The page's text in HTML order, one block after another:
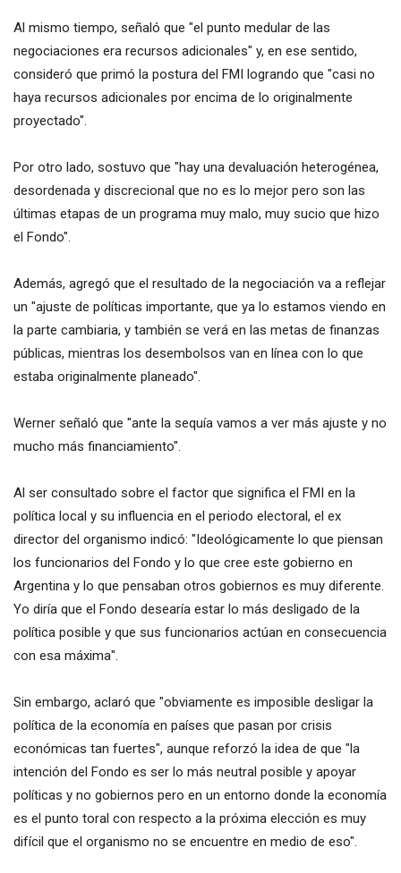
Al mismo tiempo, señaló que "el punto medular de las
negociaciones era recursos adicionales" y, en ese sentido,
consideró que primó la postura del FMI logrando que "casi no
haya recursos adicionales por encima de lo originalmente
proyectado".
Por otro lado, sostuvo que "hay una devaluación heterogénea,
desordenada y discrecional que no es lo mejor pero son las
últimas etapas de un programa muy malo, muy sucio que hizo
el Fondo".
Además, agregó que el resultado de la negociación va a reflejar
un "ajuste de políticas importante, que ya lo estamos viendo en
la parte cambiaria, y también se verá en las metas de finanzas
públicas, mientras los desembolsos van en línea con lo que
estaba originalmente planeado".
Werner señaló que "ante la sequía vamos a ver más ajuste y no
mucho más financiamiento".
Al ser consultado sobre el factor que significa el FMI en la
política local y su influencia en el periodo electoral, el ex
director del organismo indicó: "Ideológicamente lo que piensan
los funcionarios del Fondo y lo que cree este gobierno en
Argentina y lo que pensaban otros gobiernos es muy diferente.
Yo diría que el Fondo desearía estar lo más desligado de la
política posible y que sus funcionarios actúan en consecuencia
con esa máxima".
Sin embargo, aclaró que "obviamente es imposible desligar la
política de la economía en países que pasan por crisis
económicas tan fuertes", aunque reforzó la idea de que "la
intención del Fondo es ser lo más neutral posible y apoyar
políticas y no gobiernos pero en un entorno donde la economía
es el punto toral con respecto a la próxima elección es muy
difícil que el organismo no se encuentre en medio de eso".